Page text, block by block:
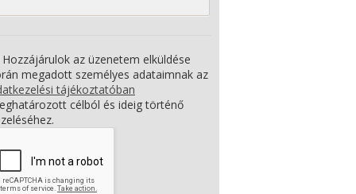
Hozzájárulok az üzenetem elküldése
megadott személyes adataimnak az
tájékoztatóban
célból és ideig történő